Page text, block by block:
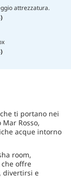
attrezzatura.
ti portano nei
Rosso,
acque intorno
room,
offre
divertirsi e